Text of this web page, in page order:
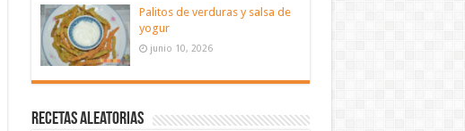
Palitos de verduras y salsa de
yogur
junio 10, 2026
Recetas aleatorias